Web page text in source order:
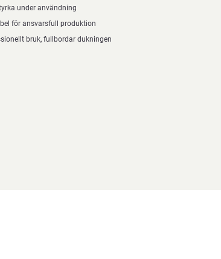
under användning
för ansvarsfull produktion
bruk, fullbordar dukningen